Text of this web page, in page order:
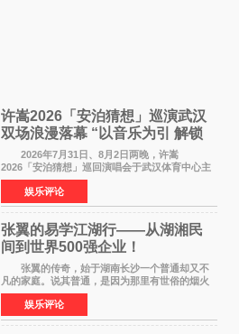
许嵩2026「安泊猜想」巡演武汉
双场浪漫落幕 “以音乐为引 解锁
江城记忆”
2026年7月31日、8月2日两晚，许嵩
2026「安泊猜想」巡回演唱会于武汉体育中心主
体育场盛大开唱。许嵩与数万歌迷在此相聚，从
浪漫惬意的舞台设计到充满诚意与惊喜的现场互
动，共同开启了一场关于
娱乐评论
张翼的易学江湖行——从湖湘民
间到世界500强企业！
张翼的传奇，始于湖南长沙一个普通却又不
凡的家庭。说其普通，是因为那里有世俗的烟火
气；说其不凡，是因为家中有一位洞悉天地玄机
的长者——他的爷爷。作为当地的风水师，爷爷
是张翼走进易学
娱乐评论